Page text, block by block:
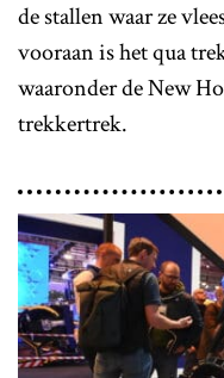
de stallen waar ze
vooraan is het qua
waaronder de New
trekkertrek.